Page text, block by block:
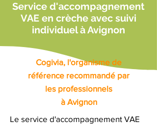
Service d'accompagnement
VAE en crèche avec suivi
individuel à Avignon
Cogivia, l'organisme de
référence recommandé par
les professionnels
à Avignon
Le service d'accompagnement VAE